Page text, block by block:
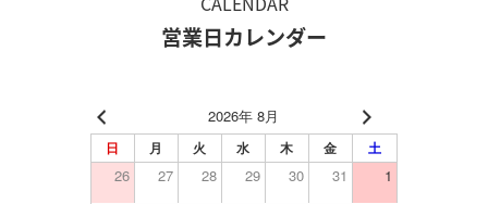
営業日カレンダー
2026年 8月
日 月 火 水 木 金 土
26 27 28 29 30 31 1